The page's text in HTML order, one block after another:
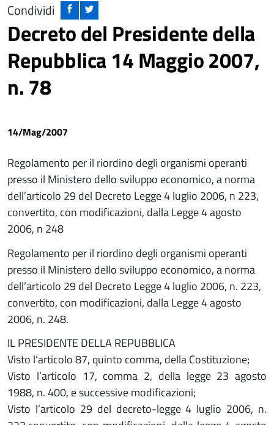
Condividi
Decreto del Presidente della
Repubblica 14 Maggio 2007,
n. 78
14/Mag/2007
Regolamento per il riordino degli organismi operanti
presso il Ministero dello sviluppo economico, a norma
dell’articolo 29 del Decreto Legge 4 luglio 2006, n 223,
convertito, con modificazioni, dalla Legge 4 agosto
2006, n 248
Regolamento per il riordino degli organismi operanti
presso il Ministero dello sviluppo economico, a norma
dell’articolo 29 del Decreto Legge 4 luglio 2006, n. 223,
convertito, con modificazioni, dalla Legge 4 agosto
2006, n. 248.
IL PRESIDENTE DELLA REPUBBLICA
Visto l’articolo 87, quinto comma, della Costituzione;
Visto l’articolo 17, comma 2, della legge 23 agosto
1988, n. 400, e successive modificazioni;
Visto l’articolo 29 del decreto-legge 4 luglio 2006, n.